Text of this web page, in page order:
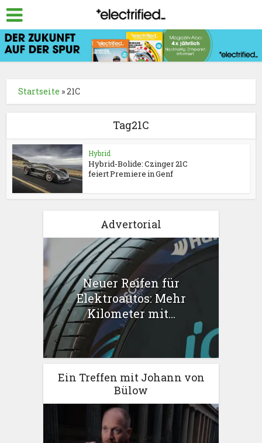
Startseite »21C
Tag21C
Hybrid
Hybrid-Bolide: Czinger 21C
feiert Premiere in Genf
Advertorial
Neuer Reifen für
Elektroautos: Mehr
Kilometer mit...
Ein Treffen mit Johann von
Bülow